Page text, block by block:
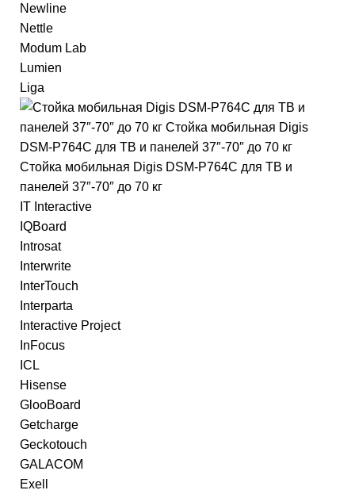
Newline
Nettle
Modum Lab
Lumien
Liga
IT Interactive
IQBoard
Introsat
Interwrite
InterTouch
Interparta
Interactive Project
InFocus
ICL
Hisense
GlooBoard
Getcharge
Geckotouch
GALACOM
Exell